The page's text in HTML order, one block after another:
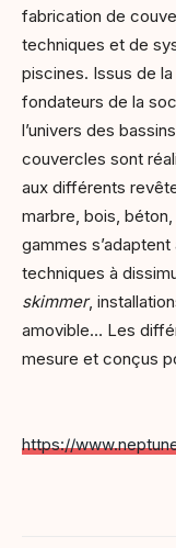
fabrication de
techniques et de
piscines. Issus de
fondateurs de la
l’univers des
couvercles sont
aux différents
marbre, bois,
gammes
techniques à
skimmer,
amovible… Les
mesure et conçus
https://